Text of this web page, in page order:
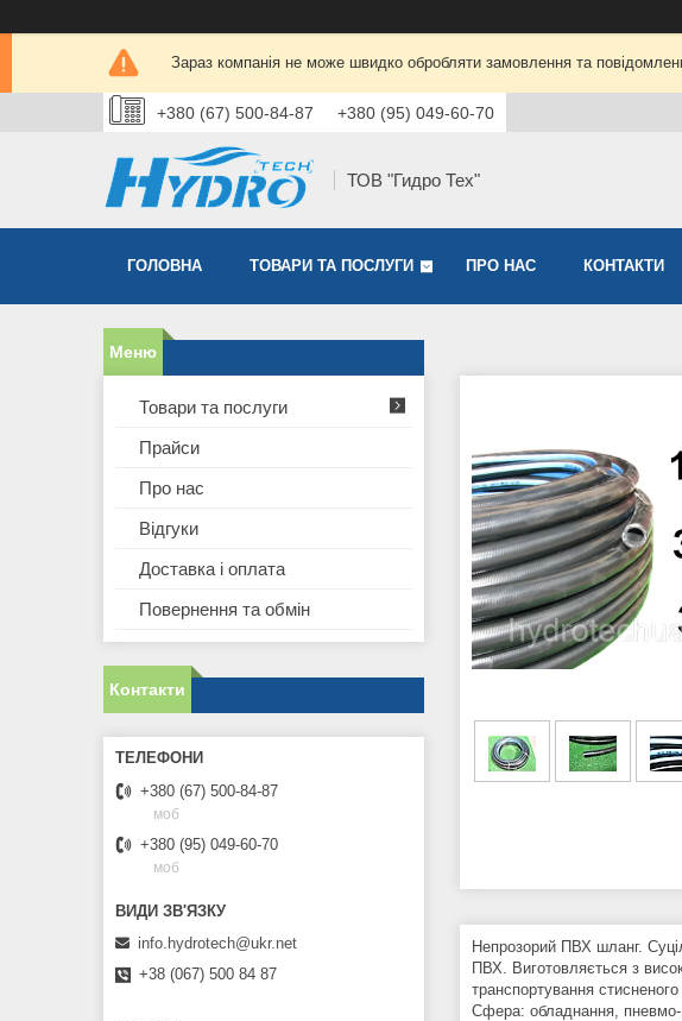
Зараз компанія не може швидко обробляти замовлення та
+380 (67) 500-84-87 +380 (95) 049-60-70
ТОВ "Гидро Тех"
ГОЛОВНА ТОВАРИ ТА ПОСЛУГИ ПРО НАС КОНТАКТИ
Непрозорий ПВХ шланг.
ПВХ. Виготовляється з
транспортування стисненого
Сфера: обладнання, пневмо-,
Товари та послуги
Прайси
Про нас
Відгуки
Доставка і оплата
Повернення та обмін
Контакти
+380 (67) 500-84-87
моб
+380 (95) 049-60-70
моб
info.hydrotech@ukr.net
+38 (067) 500 84 87